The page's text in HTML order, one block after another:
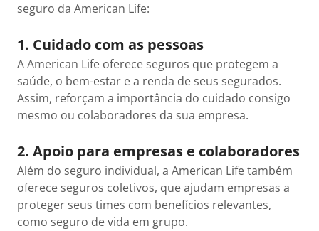
seguro da American Life:
1. Cuidado com as pessoas
A American Life oferece seguros que protegem a
saúde, o bem-estar e a renda de seus segurados.
Assim, reforçam a importância do cuidado consigo
mesmo ou colaboradores da sua empresa.
2. Apoio para empresas e colaboradores
Além do seguro individual, a American Life também
oferece seguros coletivos, que ajudam empresas a
proteger seus times com benefícios relevantes,
como seguro de vida em grupo.